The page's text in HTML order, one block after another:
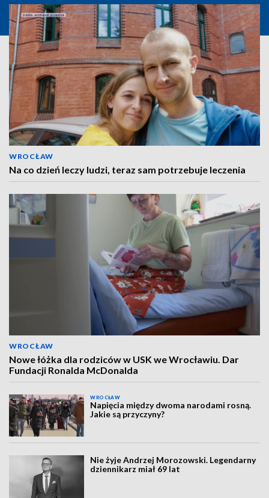
WROCŁAW
Na co dzień leczy ludzi, teraz sam potrzebuje leczenia
WROCŁAW
Nowe łóżka dla rodziców w USK we Wrocławiu. Dar
Fundacji Ronalda McDonalda
WROCŁAW
Napięcia między dwoma narodami rosną.
Jakie są przyczyny?
Nie żyje Andrzej Morozowski. Legendarny
dziennikarz miał 69 lat